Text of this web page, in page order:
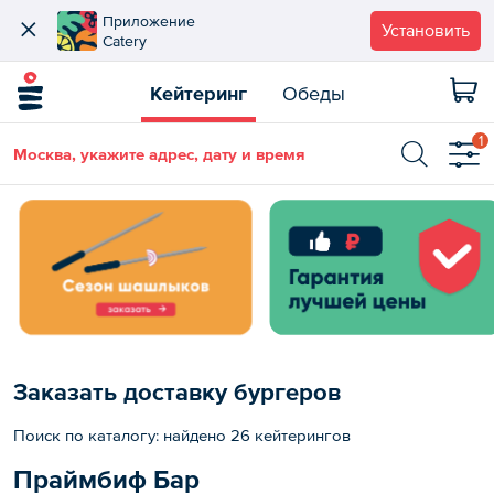
Приложение
Catery
Установить
Кейтеринг Обеды
Москва, укажите адрес, дату и время
1
Заказать доставку бургеров
Поиск по каталогу: найдено 26 кейтерингов
Праймбиф Бар